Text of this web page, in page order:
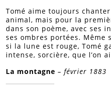
Tomé aime toujours
animal, mais pour la
dans son poème, avec ses
ses ombres portées. Même
si la lune est rouge, Tomé
intense, sorcière, que l’on
La montagne – février 1883